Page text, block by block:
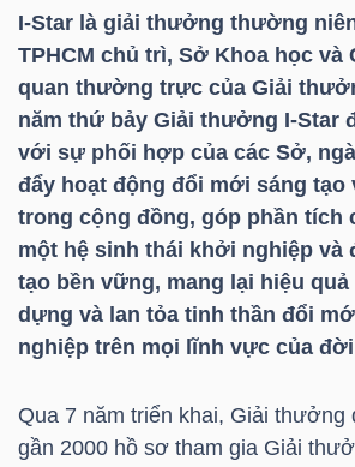
I-Star là giải thưởng thường
TPHCM chủ trì, Sở Khoa học và
quan thường trực của Giải
năm thứ bảy Giải thưởng I-Star
với sự phối hợp của các Sở,
đẩy hoạt động đổi mới sáng tạo
trong cộng đồng, góp phần tích
một hệ sinh thái khởi nghiệp và
tạo bền vững, mang lại hiệu
dựng và lan tỏa tinh thần đổi
nghiệp trên mọi lĩnh vực của
Qua 7 năm triển khai, Giải thưởng
gần 2000 hồ sơ tham gia Giải
DOANH
NGHIỆP
ĐỘNG
SẢN
TÀI